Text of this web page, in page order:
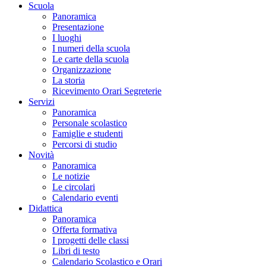
Scuola
Panoramica
Presentazione
I luoghi
I numeri della scuola
Le carte della scuola
Organizzazione
La storia
Ricevimento Orari Segreterie
Servizi
Panoramica
Personale scolastico
Famiglie e studenti
Percorsi di studio
Novità
Panoramica
Le notizie
Le circolari
Calendario eventi
Didattica
Panoramica
Offerta formativa
I progetti delle classi
Libri di testo
Calendario Scolastico e Orari